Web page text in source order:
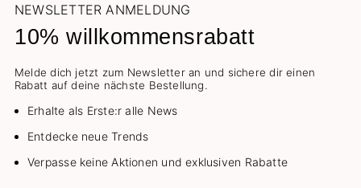
NEWSLETTER ANMELDUNG
10% willkommensrabatt
Melde dich jetzt zum Newsletter an und sichere dir einen
Rabatt auf deine nächste Bestellung.
Erhalte als Erste:r alle News
Entdecke neue Trends
Verpasse keine Aktionen und exklusiven Rabatte